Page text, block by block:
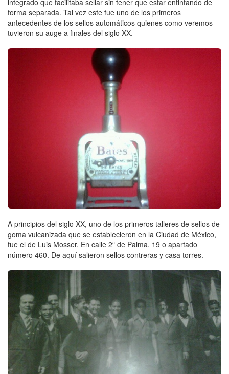
forma separada. Tal vez este fue uno de los primeros
antecedentes de los sellos automáticos quienes como veremos
tuvieron su auge a finales del siglo XX.
A principios del siglo XX, uno de los primeros talleres de sellos de
goma vulcanizada que se establecieron en la Ciudad de México,
fue el de Luis Mosser. En calle 2ª de Palma. 19 o apartado
número 460. De aquí salieron sellos contreras y casa torres.